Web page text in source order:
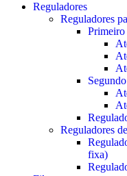
Reguladores
Reguladores
Primeiro
Reguladores
fixa)